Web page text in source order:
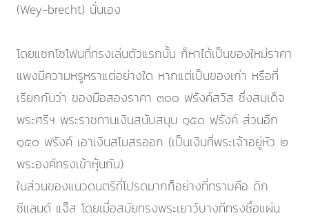
(Wey-brecht) นั่นเอง
โดยแซกโซโฟนที่ทรงเล่นตัวแรกนั้น ก็หาได้เป็นของใหม่ราคา
แพงมีความหรูหราแต่อย่างใด หากแต่เป็นของเก่า หรือที่
เรียกกันว่า ของมือสองราคา ๓๐๐ ฟรังค์สวิส ซึ่งสมเด็จ
พระศรีฯ พระราชทานเงินสนับสนุน ๑๕๐ ฟรังค์ ส่วนอีก
๑๕๐ ฟรังค์ เอาเงินสโมสรออก (เป็นเงินที่พระเจ้าอยู่หัว ๒
พระองค์ทรงเข้าหุ้นกัน)
ในส่วนของแนวดนตรีที่โปรดมากก็อย่างที่ทราบคือ ดิก
ซีแลนด์ แจ๊ส โดยเมื่อสมัยทรงพระเยาว์บางทีทรงซื้อแผ่น